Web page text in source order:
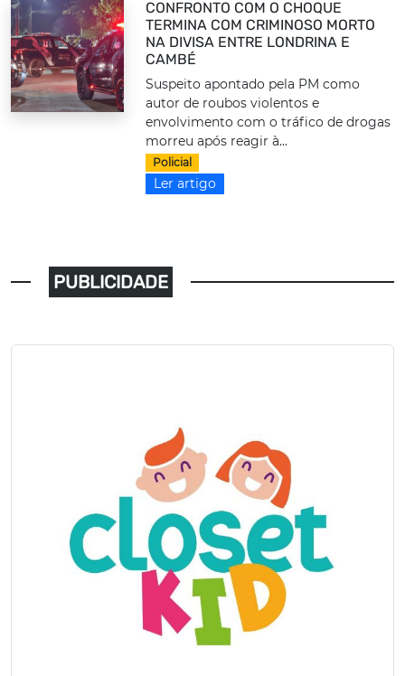
CONFRONTO COM O CHOQUE
TERMINA COM CRIMINOSO MORTO
NA DIVISA ENTRE LONDRINA E
CAMBÉ
Suspeito apontado pela PM como
autor de roubos violentos e
envolvimento com o tráfico de drogas
morreu após reagir à...
Policial
Ler artigo
PUBLICIDADE